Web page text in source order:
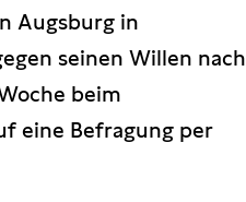
Augsburg in
seinen Willen nach
beim
eine Befragung per